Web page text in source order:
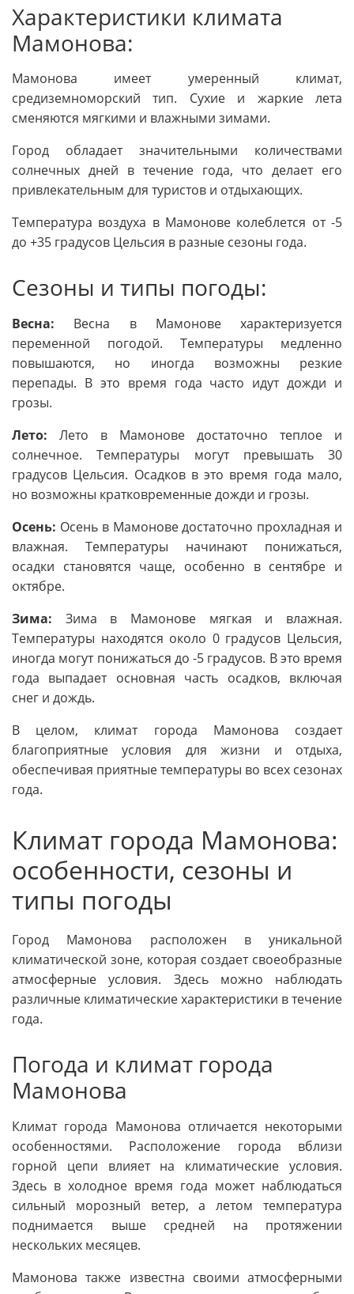
Характеристики климата
Мамонова:
Мамонова имеет умеренный климат,
средиземноморский тип. Сухие и жаркие лета
сменяются мягкими и влажными зимами.
Город обладает значительными количествами
солнечных дней в течение года, что делает его
привлекательным для туристов и отдыхающих.
Температура воздуха в Мамонове колеблется от -5
до +35 градусов Цельсия в разные сезоны года.
Сезоны и типы погоды:
Весна: Весна в Мамонове характеризуется
переменной погодой. Температуры медленно
повышаются, но иногда возможны резкие
перепады. В это время года часто идут дожди и
грозы.
Лето: Лето в Мамонове достаточно теплое и
солнечное. Температуры могут превышать 30
градусов Цельсия. Осадков в это время года мало,
но возможны кратковременные дожди и грозы.
Осень: Осень в Мамонове достаточно прохладная и
влажная. Температуры начинают понижаться,
осадки становятся чаще, особенно в сентябре и
октябре.
Зима: Зима в Мамонове мягкая и влажная.
Температуры находятся около 0 градусов Цельсия,
иногда могут понижаться до -5 градусов. В это время
года выпадает основная часть осадков, включая
снег и дождь.
В целом, климат города Мамонова создает
благоприятные условия для жизни и отдыха,
обеспечивая приятные температуры во всех сезонах
года.
Климат города Мамонова:
особенности, сезоны и
типы погоды
Город Мамонова расположен в уникальной
климатической зоне, которая создает своеобразные
атмосферные условия. Здесь можно наблюдать
различные климатические характеристики в течение
года.
Погода и климат города
Мамонова
Климат города Мамонова отличается некоторыми
особенностями. Расположение города вблизи
горной цепи влияет на климатические условия.
Здесь в холодное время года может наблюдаться
сильный морозный ветер, а летом температура
поднимается выше средней на протяжении
нескольких месяцев.
Мамонова также известна своими атмосферными